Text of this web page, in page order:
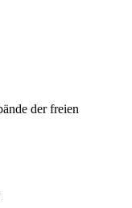
der freien